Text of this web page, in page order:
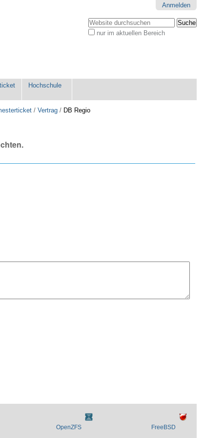
Anmelden
Website durchsuchen
nur im aktuellen Bereich
Hochschule
/Vertrag / DB Regio
OpenZFS FreeBSD